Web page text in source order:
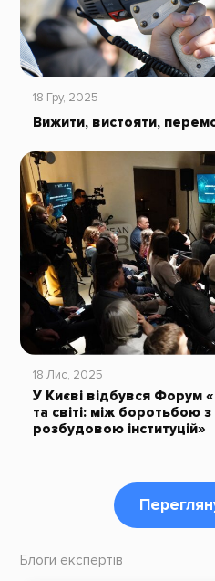
18 Гру, 2025
Вижити, вистояти,
18 Лис, 2025
У Києві відбувся Форум
та світі: між боротьбою
розбудовою інституцій»
Блоги експертів